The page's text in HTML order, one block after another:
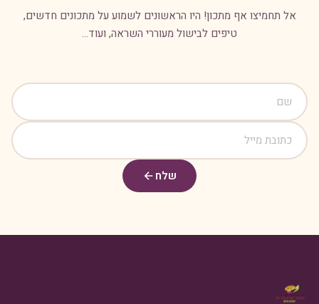
אל תחמיצו אף מתכון! היו הראשונים לשמוע על מתכונים חדשים,
טיפים לבישול מעוררי השראה, ועוד...
שלח